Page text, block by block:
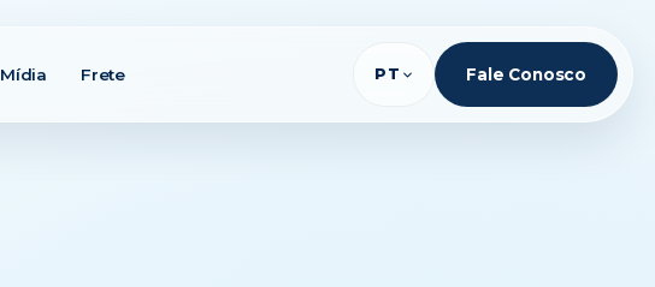
Mídia Frete PT Fale Conosco